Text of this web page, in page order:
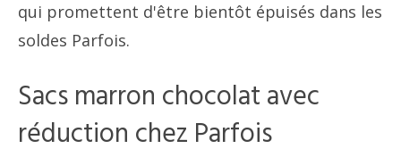
qui promettent d'être bientôt épuisés dans les
soldes Parfois.
Sacs marron chocolat avec
réduction chez Parfois